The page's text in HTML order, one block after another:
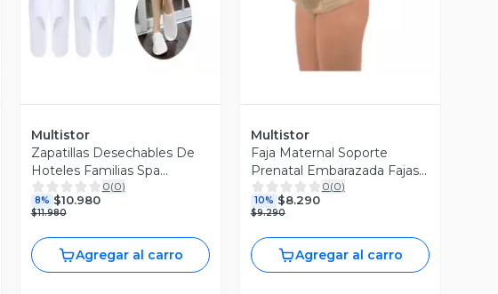
Multistor
Zapatillas Desechables De
Hoteles Familias Spa
Pantuflas X10
0(0)
8% $10.980
$11.980
Agregar al carro
Multistor
Faja Maternal Soporte
Prenatal Embarazada Fajas
Beige
0(0)
10% $8.290
$9.290
Agregar al carro